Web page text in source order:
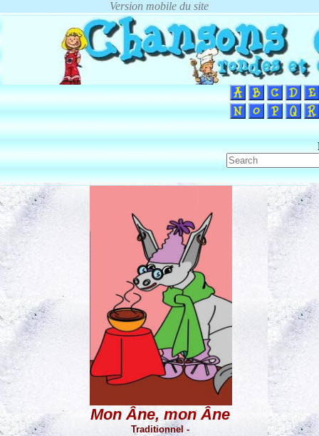
Mon Âne, mon Âne
Traditionnel -